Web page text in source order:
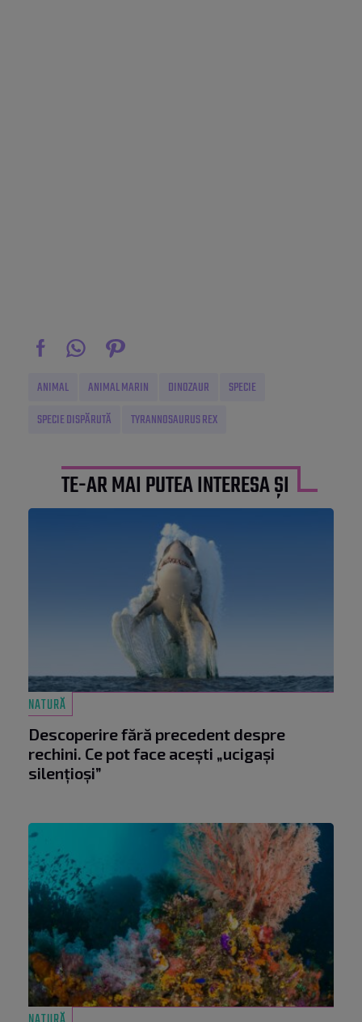
ANIMAL ANIMAL MARIN DINOZAUR
SPECIE
SPECIE DISPĂRUTĂ
TYRANNOSAURUS REX
TE-AR MAI PUTEA INTERESA ȘI
NATURĂ
Descoperire fără precedent despre
rechini. Ce pot face acești „ucigași
silențioși”